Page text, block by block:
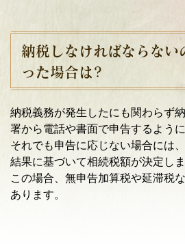
納税しなければならない
った場合は?
納税義務が発生したにも関わらず
署から電話や書面で申告するように
それでも申告に応じない場合には
結果に基づいて相続税額が決定しま
この場合、無申告加算税や延滞税
あります。